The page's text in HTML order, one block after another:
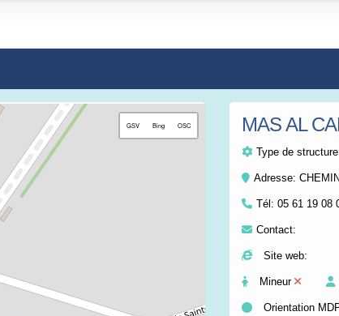
GSV Bing OSC MAS AL
Type de
Adresse:
Tél: 05 61 19 08
Contact:
Site web:
Mineur
Orientation